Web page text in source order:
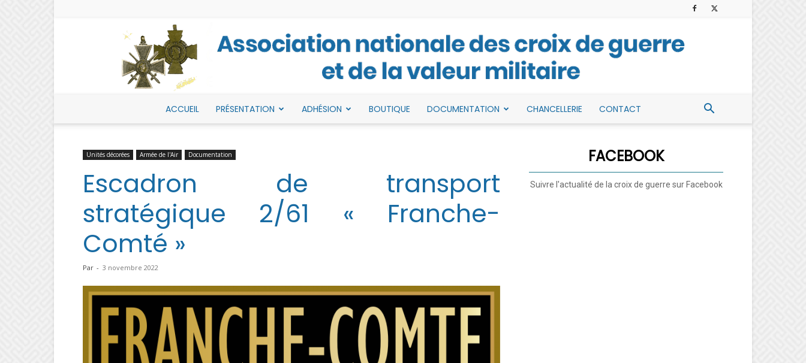
nationale
des
ACCUEIL PRÉSENTATION ADHÉSION BOUTIQUE DOCUMENTATION CHANCELLERIE CONTACT
Unités décorées Armée de l'Air Documentation
Escadron de transport
stratégique 2/61 « Franche-
Comté »
Par - 3 novembre 2022
FACEBOOK
Suivre l'actualité de la croix de guerre sur Facebook